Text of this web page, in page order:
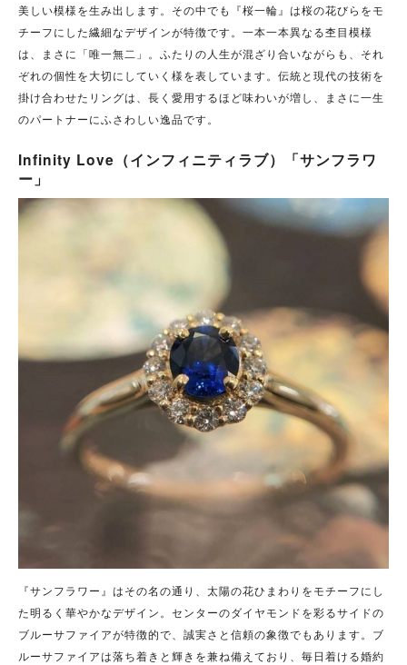
美しい模様を生み出します。その中でも『桜一輪』は桜の花びらをモ
チーフにした繊細なデザインが特徴です。一本一本異なる杢目模様
は、まさに「唯一無二」。ふたりの人生が混ざり合いながらも、それ
ぞれの個性を大切にしていく様を表しています。伝統と現代の技術を
掛け合わせたリングは、長く愛用するほど味わいが増し、まさに一生
のパートナーにふさわしい逸品です。
Infinity Love（インフィニティラブ）「サンフラワ
ー」
『サンフラワー』はその名の通り、太陽の花ひまわりをモチーフにし
た明るく華やかなデザイン。センターのダイヤモンドを彩るサイドの
ブルーサファイアが特徴的で、誠実さと信頼の象徴でもあります。ブ
ルーサファイアは落ち着きと輝きを兼ね備えており、毎日着ける婚約